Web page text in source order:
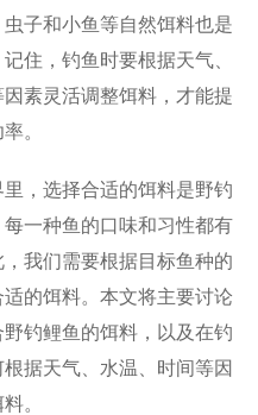
子和小鱼等自然饵料也是
住，钓鱼时要根据天气、
素灵活调整饵料，才能提
。
，选择合适的饵料是野钓
每一种鱼的口味和习性都有
，我们需要根据目标鱼种的
的饵料。本文将主要讨论
钓鲤鱼的饵料，以及在钓
据天气、水温、时间等因
。